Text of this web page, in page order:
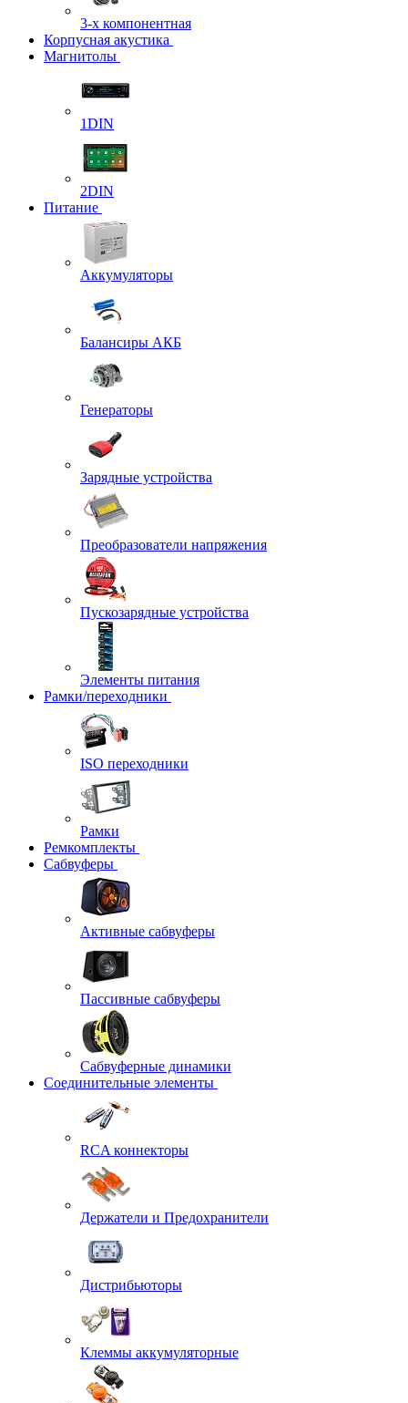
3-х компонентная
Корпусная акустика
Магнитолы
1DIN
2DIN
Питание
Аккумуляторы
Балансиры АКБ
Генераторы
Зарядные устройства
Преобразователи напряжения
Пускозарядные устройства
Элементы питания
Рамки/переходники
ISO переходники
Рамки
Ремкомплекты
Сабвуферы
Активные сабвуферы
Пассивные сабвуферы
Сабвуферные динамики
Соединительные элементы
RCA коннекторы
Держатели и Предохранители
Дистрибьюторы
Клеммы аккумуляторные